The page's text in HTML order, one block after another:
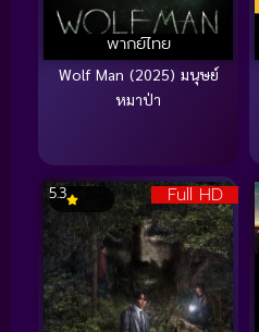
พากย์ไทย
Wolf Man (2025) มนุษย์
หมาป่า
Full HD
5.3